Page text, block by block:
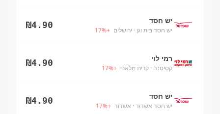
יש חסד
יש חסד בית וגן · ירושלים +
17%
₪4.90
רמי לוי
קסיטנה · קרית מלאכי +
17%
₪4.90
יש חסד
יש חסד אשדוד · אשדוד +
17%
₪4.90